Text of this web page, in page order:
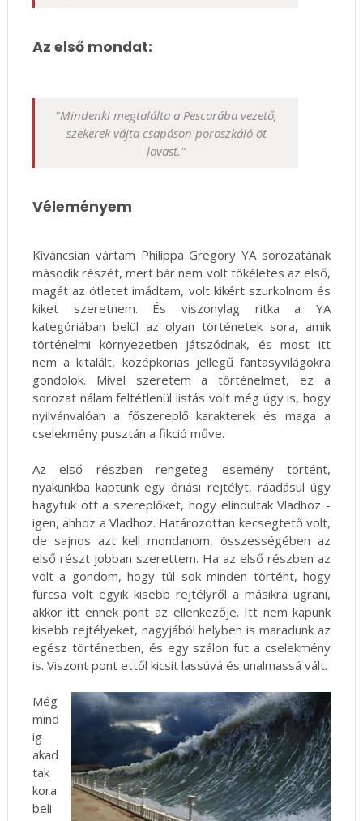
Az első mondat:
"Mindenki megtalálta a Pescarába vezető,
szekerek vájta csapáson poroszkáló öt
lovast."
Véleményem
Kíváncsian vártam Philippa Gregory YA sorozatának
második részét, mert bár nem volt tökéletes az első,
magát az ötletet imádtam, volt kikért szurkolnom és
kiket szeretnem. És viszonylag ritka a YA
kategóriában belül az olyan történetek sora, amik
történelmi környezetben játszódnak, és most itt
nem a kitalált, középkorias jellegű fantasyvilágokra
gondolok. Mivel szeretem a történelmet, ez a
sorozat nálam feltétlenül listás volt még úgy is, hogy
nyilvánvalóan a főszereplő karakterek és maga a
cselekmény pusztán a fikció műve.
Az első részben rengeteg esemény történt,
nyakunkba kaptunk egy óriási rejtélyt, ráadásul úgy
hagytuk ott a szereplőket, hogy elindultak Vladhoz -
igen, ahhoz a Vladhoz. Határozottan kecsegtető volt,
de sajnos azt kell mondanom, összességében az
első részt jobban szerettem. Ha az első részben az
volt a gondom, hogy túl sok minden történt, hogy
furcsa volt egyik kisebb rejtélyről a másikra ugrani,
akkor itt ennek pont az ellenkezője. Itt nem kapunk
kisebb rejtélyeket, nagyjából helyben is maradunk az
egész történetben, és egy szálon fut a cselekmény
is. Viszont pont ettől kicsit lassúvá és unalmassá vált.
Még
mind
ig
akad
tak
kora
beli